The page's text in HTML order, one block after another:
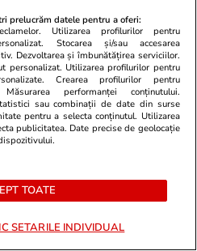
13:49
și
13:25
și au
urma
prelucrăm datele pentru a oferi:
Utilizarea profilurilor pentru
Stocarea și/sau accesarea
Dezvoltarea și îmbunătățirea serviciilor.
personalizat. Utilizarea profilurilor pentru
Crearea profilurilor pentru
performanței conținutului.
sau combinații de date din surse
pentru a selecta conținutul. Utilizarea
publicitatea. Date precise de geolocație
TOATE
SETARILE INDIVIDUAL